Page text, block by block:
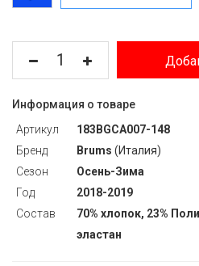
Информация о товаре
Артикул
183BGCA007-148
Бренд
Brums (Италия)
Сезон
Осень-Зима
Год
2018-2019
Состав
70% хлопок, 23%
эластан